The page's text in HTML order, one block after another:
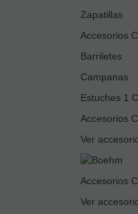
Zapatillas
Accesorios
Barriletes
Campanas
Estuches 1
Accesorios
Ver
Accesorios
Ver